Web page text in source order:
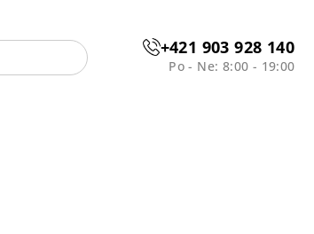
+421 903 928 140
Po - Ne: 8:00 - 19:00